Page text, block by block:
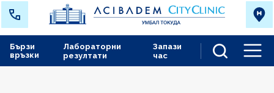
Лабораторни
резултати
Запази
час
Бързи
връзки